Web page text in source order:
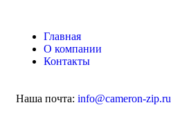
Главная
О компании
Контакты
Наша почта: info@cameron-zip.ru